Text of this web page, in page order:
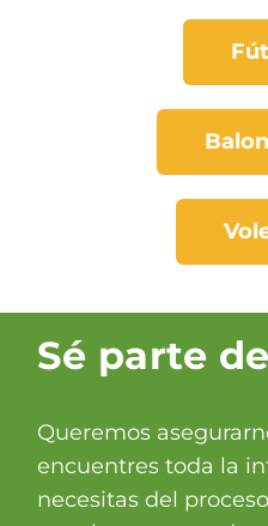
Sé parte
Queremos
encuentres toda la
necesitas del